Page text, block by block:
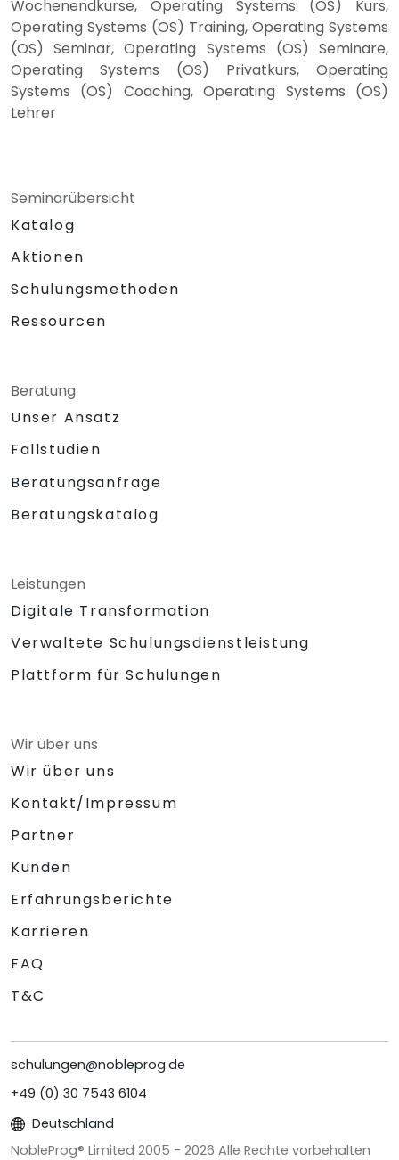
Wochenendkurse, Operating Systems (OS) Kurs,
Operating Systems (OS) Training, Operating Systems
(OS) Seminar, Operating Systems (OS) Seminare,
Operating Systems (OS) Privatkurs, Operating
Systems (OS) Coaching, Operating Systems (OS)
Lehrer
Seminarübersicht
Katalog
Aktionen
Schulungsmethoden
Ressourcen
Beratung
Unser Ansatz
Fallstudien
Beratungsanfrage
Beratungskatalog
Leistungen
Digitale Transformation
Verwaltete Schulungsdienstleistung
Plattform für Schulungen
Wir über uns
Wir über uns
Kontakt/Impressum
Partner
Kunden
Erfahrungsberichte
Karrieren
FAQ
T&C
schulungen@nobleprog.de
+49 (0) 30 7543 6104
Deutschland
NobleProg® Limited 2005 - 2026 Alle Rechte vorbehalten